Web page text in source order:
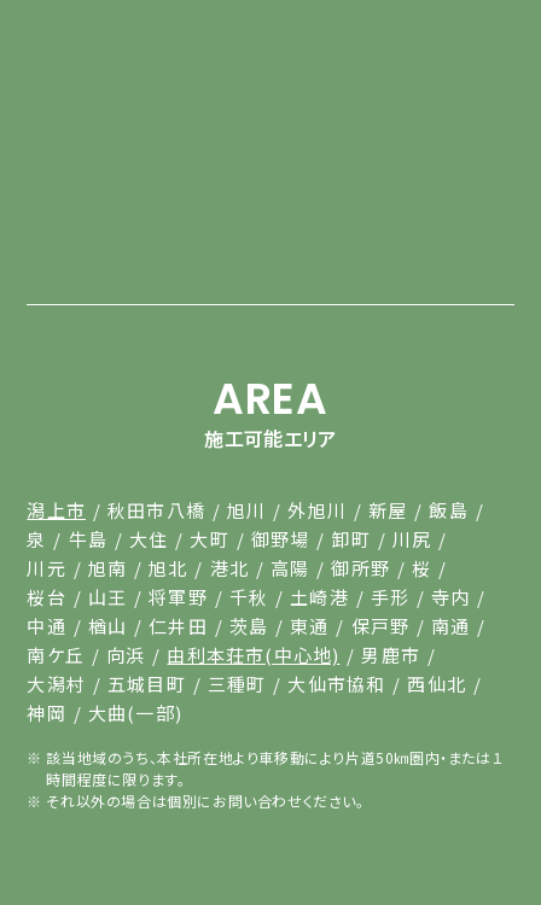
AREA
施工可能エリア
潟上市 秋田市八橋 旭川 外旭川 新屋
飯島
泉
牛島 大住 大町 御野場 卸町
川尻
川元
旭南 旭北 港北 高陽 御所野
桜
桜台
山王 将軍野 千秋 土崎港 手形
寺内
中通
楢山 仁井田 茨島 東通 保戸野
南通
南ケ丘
向浜 由利本荘市(中心地)
男鹿市
大潟村
五城目町 三種町 大仙市協和
西仙北
神岡
大曲(一部)
該当地域のうち、本社所在地より車移動により片道50㎞圏内・または１
時間程度に限ります。
それ以外の場合は個別にお問い合わせください。